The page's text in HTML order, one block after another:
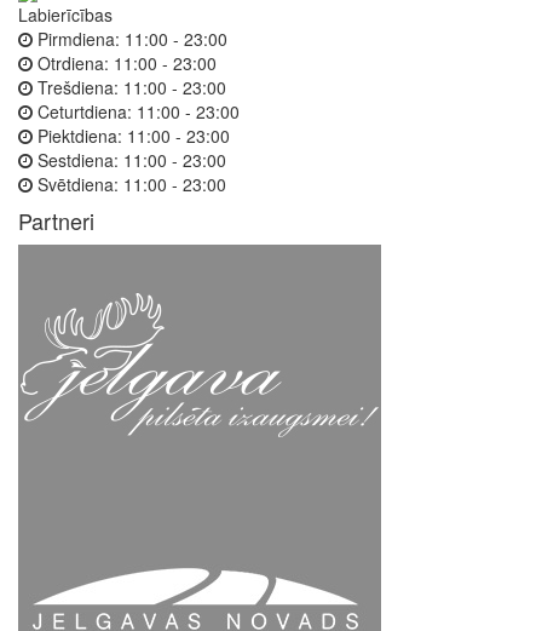
Labierīcības
Pirmdiena: 11:00 - 23:00
Otrdiena: 11:00 - 23:00
Trešdiena: 11:00 - 23:00
Ceturtdiena: 11:00 - 23:00
Piektdiena: 11:00 - 23:00
Sestdiena: 11:00 - 23:00
Svētdiena: 11:00 - 23:00
Partneri